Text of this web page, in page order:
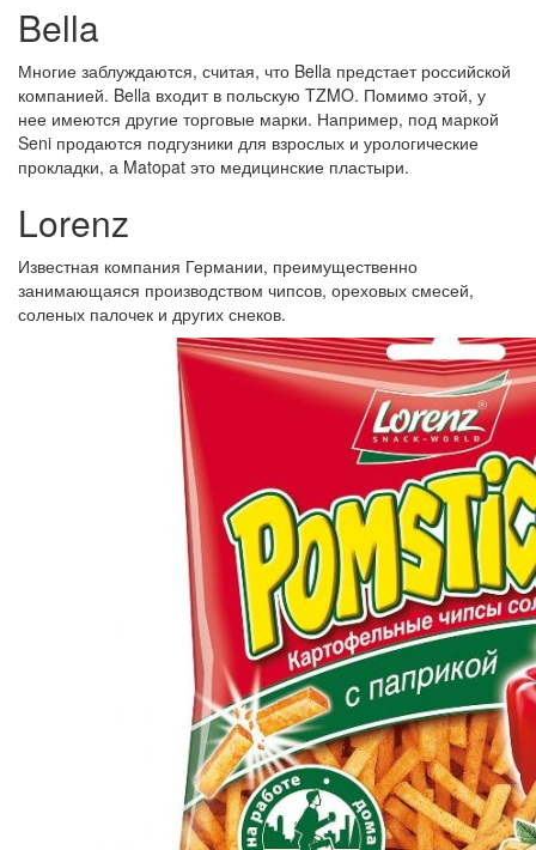
Bella
Многие заблуждаются, считая, что Bella предстает российской
компанией. Bella входит в польскую TZMO. Помимо этой, у
нее имеются другие торговые марки. Например, под маркой
Seni продаются подгузники для взрослых и урологические
прокладки, а Matopat это медицинские пластыри.
Lorenz
Известная компания Германии, преимущественно
занимающаяся производством чипсов, ореховых смесей,
соленых палочек и других снеков.